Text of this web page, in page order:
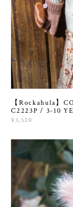
【Rockahula】
C2223P / 3-10
¥3,520